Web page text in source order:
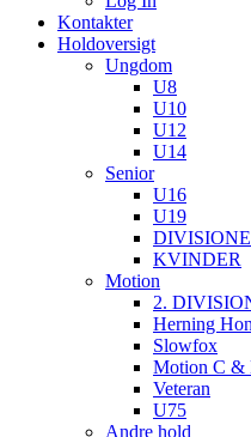
Kontakter
Holdoversigt
Ungdom
U8
U10
U12
U14
Senior
U16
U19
KVINDER
Motion
2.
Herning
Slowfox
Motion C &
Veteran
U75
Andre hold